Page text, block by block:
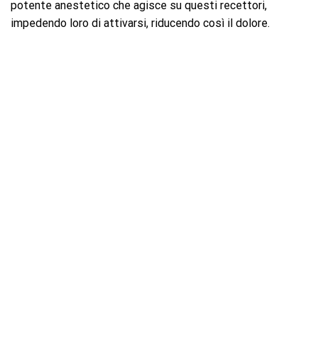
potente anestetico che agisce su questi recettori,
impedendo loro di attivarsi, riducendo così il dolore.